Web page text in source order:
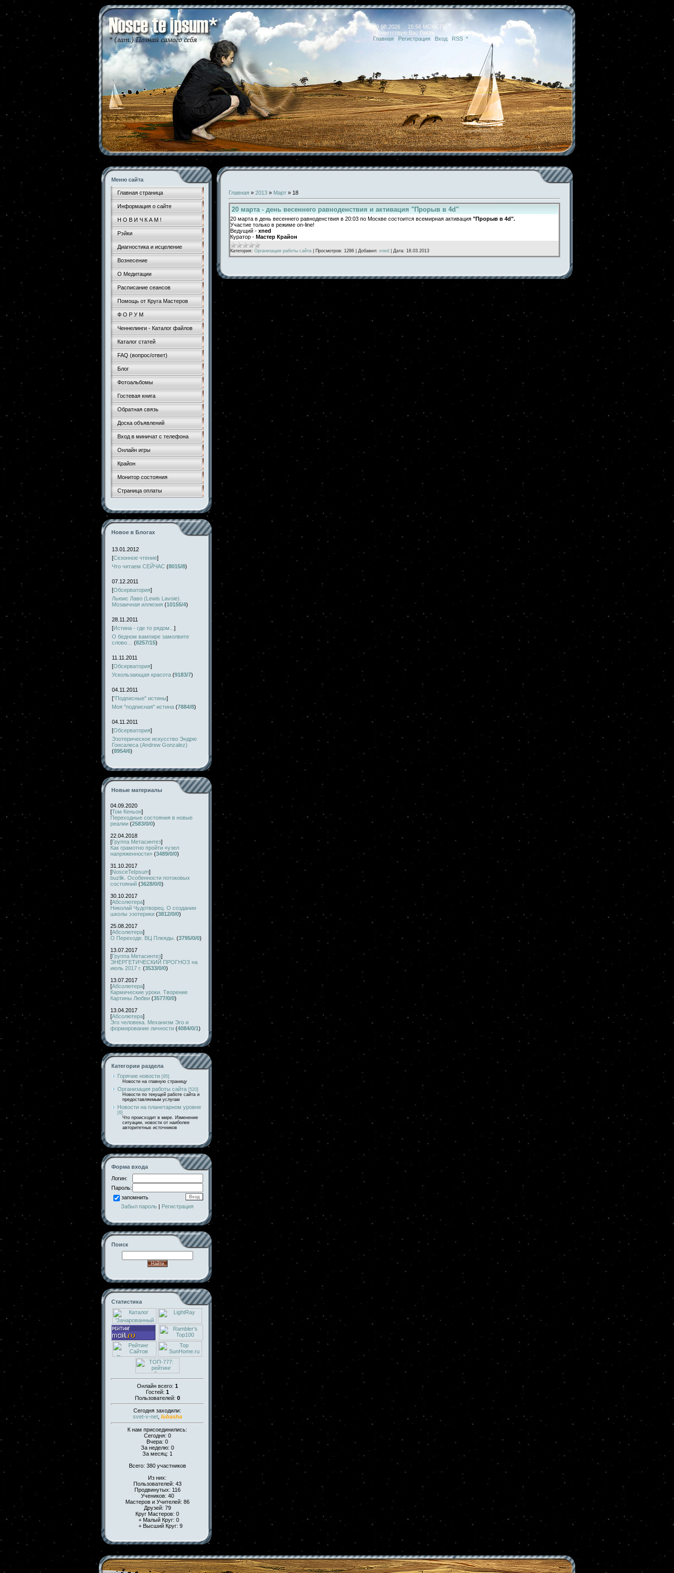
09.08.2026 15:56 МСК/СПБ
Приветствую Вас Гость
Главная | Регистрация | Вход RSS *
Меню сайта
Главная страница
Информация о сайте
Н О В И Ч К А М !
Рэйки
Диагностика и исцеление
Вознесение
О Медитации
Расписание сеансов
Помощь от Круга Мастеров
Ф О Р У М
Ченнелинги - Каталог файлов
Каталог статей
FAQ (вопрос/ответ)
Блог
Фотоальбомы
Гостевая книга
Обратная связь
Доска объявлений
Вход в миничат с телефона
Онлайн игры
Крайон
Монитор состояния
Страница оплаты
Новое в Блогах
13.01.2012
[Сезонное чтение]
Что читаем СЕЙЧАС (8015/8)
07.12.2011
[Обсерватория]
Льюис Лаво (Lewis Lavoie).
Мозаичная иллюзия (10155/4)
28.11.2011
[Истина - где то рядом... ]
О бедном вампире замолвите
слово…
(8257/15)
11.11.2011
[Обсерватория]
Ускользающая красота (9183/7)
04.11.2011
["Подписные" истины]
Моя "подписная" истина (7884/8)
04.11.2011
[Обсерватория]
Эзотерическое искусство Эндрю
Гонсалеса (Andrew Gonzalez)
(8954/6)
Новые материалы
04.09.2020
[Том Кеньон]
Переходные состояния в новые
реалии (2583/0/0)
22.04.2018
[Группа Метасинтез]
Как грамотно пройти «узел
напряженности» (3489/0/0)
31.10.2017
[NosceTeIpsum]
buzlik. Особенности потоковых
состояний (3628/0/0)
30.10.2017
[Абсолютера]
Николай Чудотворец. О создании
школы эзотерики (3812/0/0)
25.08.2017
[Абсолютера]
О Переходе. ВЦ Плеяды. (3795/0/0)
13.07.2017
[Группа Метасинтез]
ЭНЕРГЕТИЧЕСКИЙ ПРОГНОЗ на
июль 2017 г. (3533/0/0)
13.07.2017
[Абсолютера]
Кармические уроки. Творение
Картины Любви (3577/0/0)
13.04.2017
[Абсолютера]
Эго человека. Механизм Эго и
формирование личности (4084/0/1)
Категории раздела
Горячие новости [95]
Новости на главную страницу
Организация работы сайта [520]
Новости по текущей работе сайта и
предоставляемым услугам
Новости на планетарном уровне
[6]
Что происходит в мире. Изменение
ситуации, новости от наиболее
авторитетных источников
Форма входа
Логин:
Пароль:
запомнить
Забыл пароль | Регистрация
Поиск
Статистика
Онлайн всего: 1
Гостей: 1
Пользователей: 0
Сегодня заходили:
svet-v-net, lubasha
К нам присоединились:
Сегодня: 0
Вчера: 0
За неделю: 0
За месяц: 1
Всего: 380 участников
Из них:
Пользователей: 43
Продвинутых: 116
Учеников: 40
Мастеров и Учителей: 86
Друзей: 79
Круг Мастеров: 0
+ Малый Круг: 0
+ Высший Круг: 9
Главная » 2013 » Март » 18
20 марта - день весеннего равноденствия и активация "Прорыв в 4d"
20 марта в день весеннего равноденствия в 20:03 по Москве состоится всемирная активация "Прорыв в 4d".
Участие только в режиме on-line!
Ведущий - xned
Куратор - Мастер Крайон
Категория: Организация работы сайта Просмотров: 1286 Добавил: xned Дата: 18.03.2013